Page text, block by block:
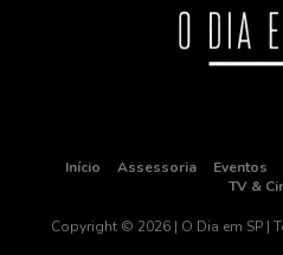
Início Assessoria Eventos
TV &
Copyright © 2026 | O Dia em SP |